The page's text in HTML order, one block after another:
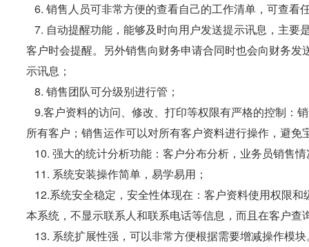
6. 销售人员可非常方便的查看自己的工作清单，可查看
7. 自动提醒功能，能够及时向用户发送提示讯息，主
客户时会提醒。另外销售向财务申请合同时也会向财务发
示讯息；
8. 销售团队可分级别进行管；
9.客户资料的访问、修改、打印等权限有严格的控制：
所有客户；销售运作可以对所有客户资料进行操作，避免
10. 强大的统计分析功能：客户分布分析，业务员销售
11. 系统安装操作简单，易学易用；
12.系统安全稳定，安全性体现在：客户资料使用权限
本系统，不显示联系人和联系电话等信息，而且在客户查
13. 系统扩展性强，可以非常方便根据需要增减操作模